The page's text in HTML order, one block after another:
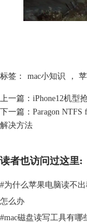
App Store的首页也屡
了。从另一个方面来说
戏时可以选择“超超高”
标签： mac小知识 ，
上一篇： iPhone12机型
下一篇： Paragon
解决方法
读者也访问过这里:
#为什么苹果电脑读不
怎么办
#mac磁盘读写工具有